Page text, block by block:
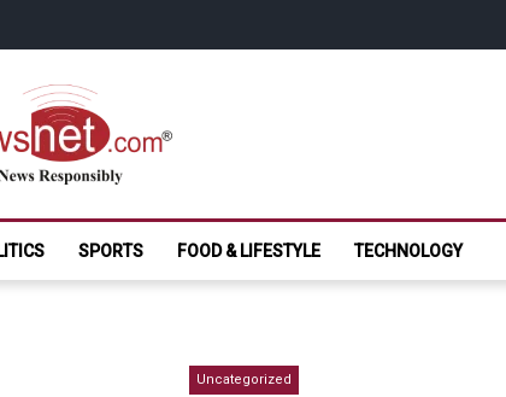
Net.com
SPORTS FOOD & LIFESTYLE TECHNOLOGY
Uncategorized